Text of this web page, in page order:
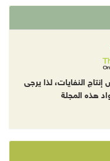
النفايات، لذا يرجى
هذه المجلة